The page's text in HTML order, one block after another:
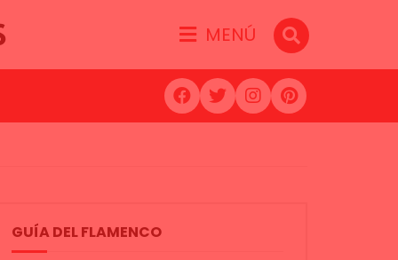
MENÚ
GUÍA DEL FLAMENCO